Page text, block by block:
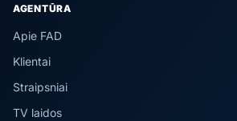
AGENTŪRA
Apie FAD
Klientai
Straipsniai
TV laidos